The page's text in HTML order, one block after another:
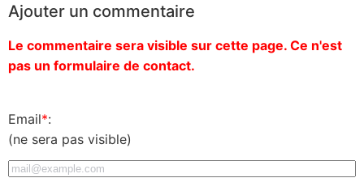
Ajouter un commentaire
Le commentaire sera visible sur cette page. Ce n'est
pas un formulaire de contact.
Email*:
(ne sera pas visible)